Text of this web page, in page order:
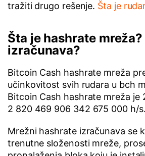
tražiti drugo rešenje. Šta je
Šta je hashrate
izračunava?
Bitcoin Cash hashrate mreža
učinkovitost svih rudara u bch
Bitcoin Cash hashrate mreža je
2 820 469 906 342 675 000 h/s.
Mrežni hashrate izračunava se
trenutne složenosti mreže,